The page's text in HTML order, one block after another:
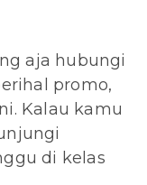
aja hubungi
promo,
Kalau kamu
di kelas